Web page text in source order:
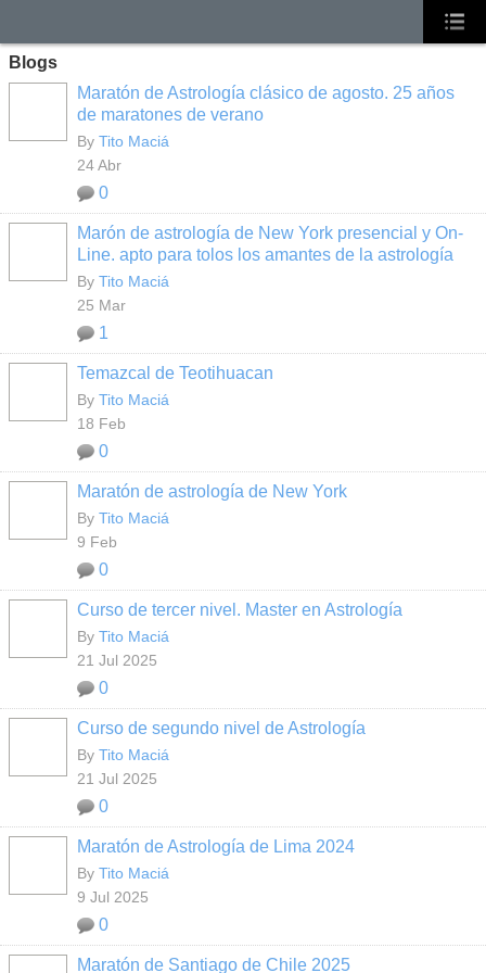
Blogs
Maratón de Astrología clásico de agosto. 25 años
de maratones de verano
By Tito Maciá
24 Abr
0
Marón de astrología de New York presencial y On-
Line. apto para tolos los amantes de la astrología
By Tito Maciá
25 Mar
1
Temazcal de Teotihuacan
By Tito Maciá
18 Feb
0
Maratón de astrología de New York
By Tito Maciá
9 Feb
0
Curso de tercer nivel. Master en Astrología
By Tito Maciá
21 Jul 2025
0
Curso de segundo nivel de Astrología
By Tito Maciá
21 Jul 2025
0
Maratón de Astrología de Lima 2024
By Tito Maciá
9 Jul 2025
0
Maratón de Santiago de Chile 2025